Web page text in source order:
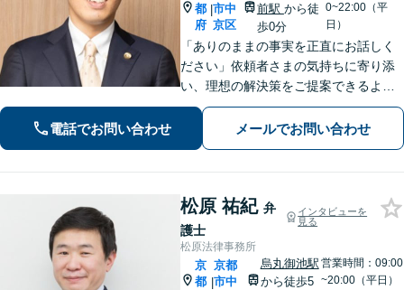
都
府
|市中
京区
前駅 から徒
歩0分
0~22:00（平
日）
「ありのままの事実を正直にお話しく
ださい」依頼者さまの気持ちに寄り添
い、理想の解決策をご提案できるよう
尽力します【交通事故事件の実績豊
富】【賠償金が2倍に増額した事例あ
り】依頼者さまに代わってさまざまな
電話でお問い合わせ メールでお問い合わせ
松原 祐紀 弁
護士
インタビューを
見る
松原法律事務所
京
都 |
京都
市中
烏丸御池駅
から徒歩5
営業時間：09:00
~20:00（平日）